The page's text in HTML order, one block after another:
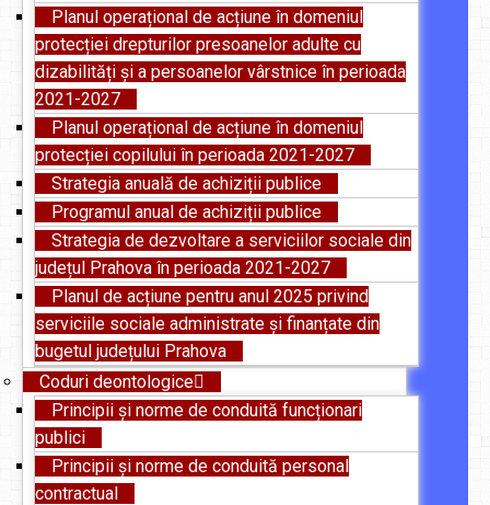
Planul operațional de acțiune în domeniul
protecției drepturilor presoanelor adulte cu
dizabilități și a persoanelor vârstnice în perioada
2021-2027
Planul operațional de acțiune în domeniul
protecției copilului în perioada 2021-2027
Strategia anuală de achiziții publice
Programul anual de achiziții publice
Strategia de dezvoltare a serviciilor sociale din
județul Prahova în perioada 2021-2027
Planul de acțiune pentru anul 2025 privind
serviciile sociale administrate și finanțate din
bugetul județului Prahova
Coduri deontologice
Principii și norme de conduită funcționari
publici
Principii și norme de conduită personal
contractual